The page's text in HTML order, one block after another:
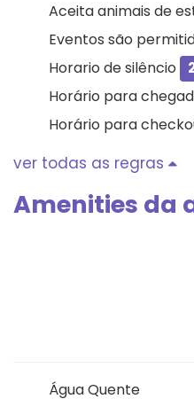
Aceita animais de
Eventos são
Horario de silêncio
Horário para
Horário para
ver todas as regras
Amenities da
Água Quente